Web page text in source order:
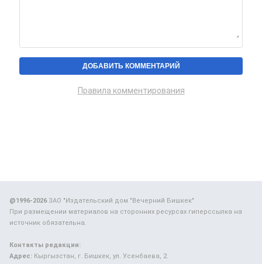
Правила комментирования
@1996-2026ЗАО "Издательский дом "Вечерний Бишкек"
При размещении материалов на сторонних ресурсах гиперссылка на
источник обязательна.
Контакты редакции:
Адрес: Кыргызстан, г. Бишкек, ул. Усенбаева, 2.